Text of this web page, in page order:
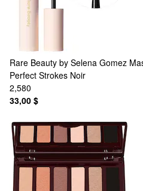
Rare Beauty by Selena Gomez
Perfect Strokes Noir
2,580
33,00 $